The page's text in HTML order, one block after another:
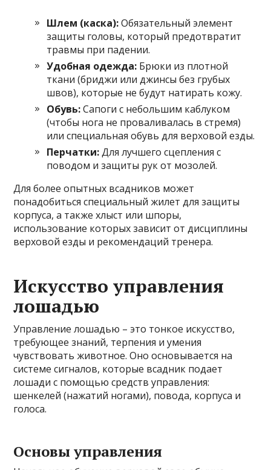
Шлем (каска):Обязательный элемент
защиты головы, который предотвратит
травмы при падении.
Удобная одежда: Брюки из плотной
ткани (бриджи или джинсы без грубых
швов), которые не будут натирать кожу.
Обувь:Сапоги с небольшим каблуком
(чтобы нога не проваливалась в стремя)
или специальная обувь для верховой езды.
Перчатки:Для лучшего сцепления с
поводом и защиты рук от мозолей.
Для более опытных всадников может
понадобиться специальный жилет для защиты
корпуса, а также хлыст или шпоры,
использование которых зависит от дисциплины
верховой езды и рекомендаций тренера.
Искусство управления
лошадью
Управление лошадью – это тонкое искусство,
требующее знаний, терпения и умения
чувствовать животное. Оно основывается на
системе сигналов, которые всадник подает
лошади с помощью средств управления:
шенкелей (нажатий ногами), повода, корпуса и
голоса.
Основы управления